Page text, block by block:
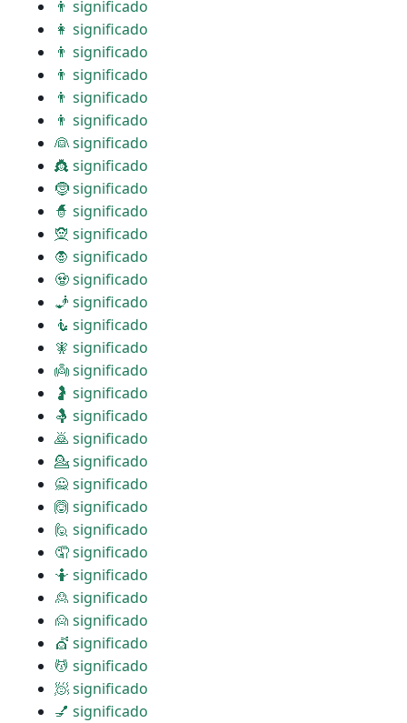
👨 significado
👩 significado
👨 significado
👨 significado
👨 significado
👨 significado
👰 significado
👸 significado
🤶 significado
🧙 significado
🧝 significado
🧛 significado
🧟 significado
🧞 significado
🧜 significado
🧚 significado
👼 significado
🤰 significado
🤱 significado
🙇 significado
💁 significado
🙅 significado
🙆 significado
🙋 significado
🤦 significado
🤷 significado
🙎 significado
🙍 significado
💇 significado
💆 significado
🧖 significado
💅 significado